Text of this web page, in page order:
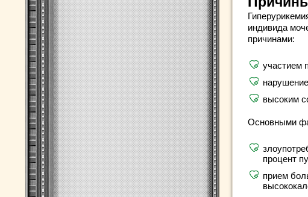
индивида
причинами:
участием
высоким
Основными
процент
прием